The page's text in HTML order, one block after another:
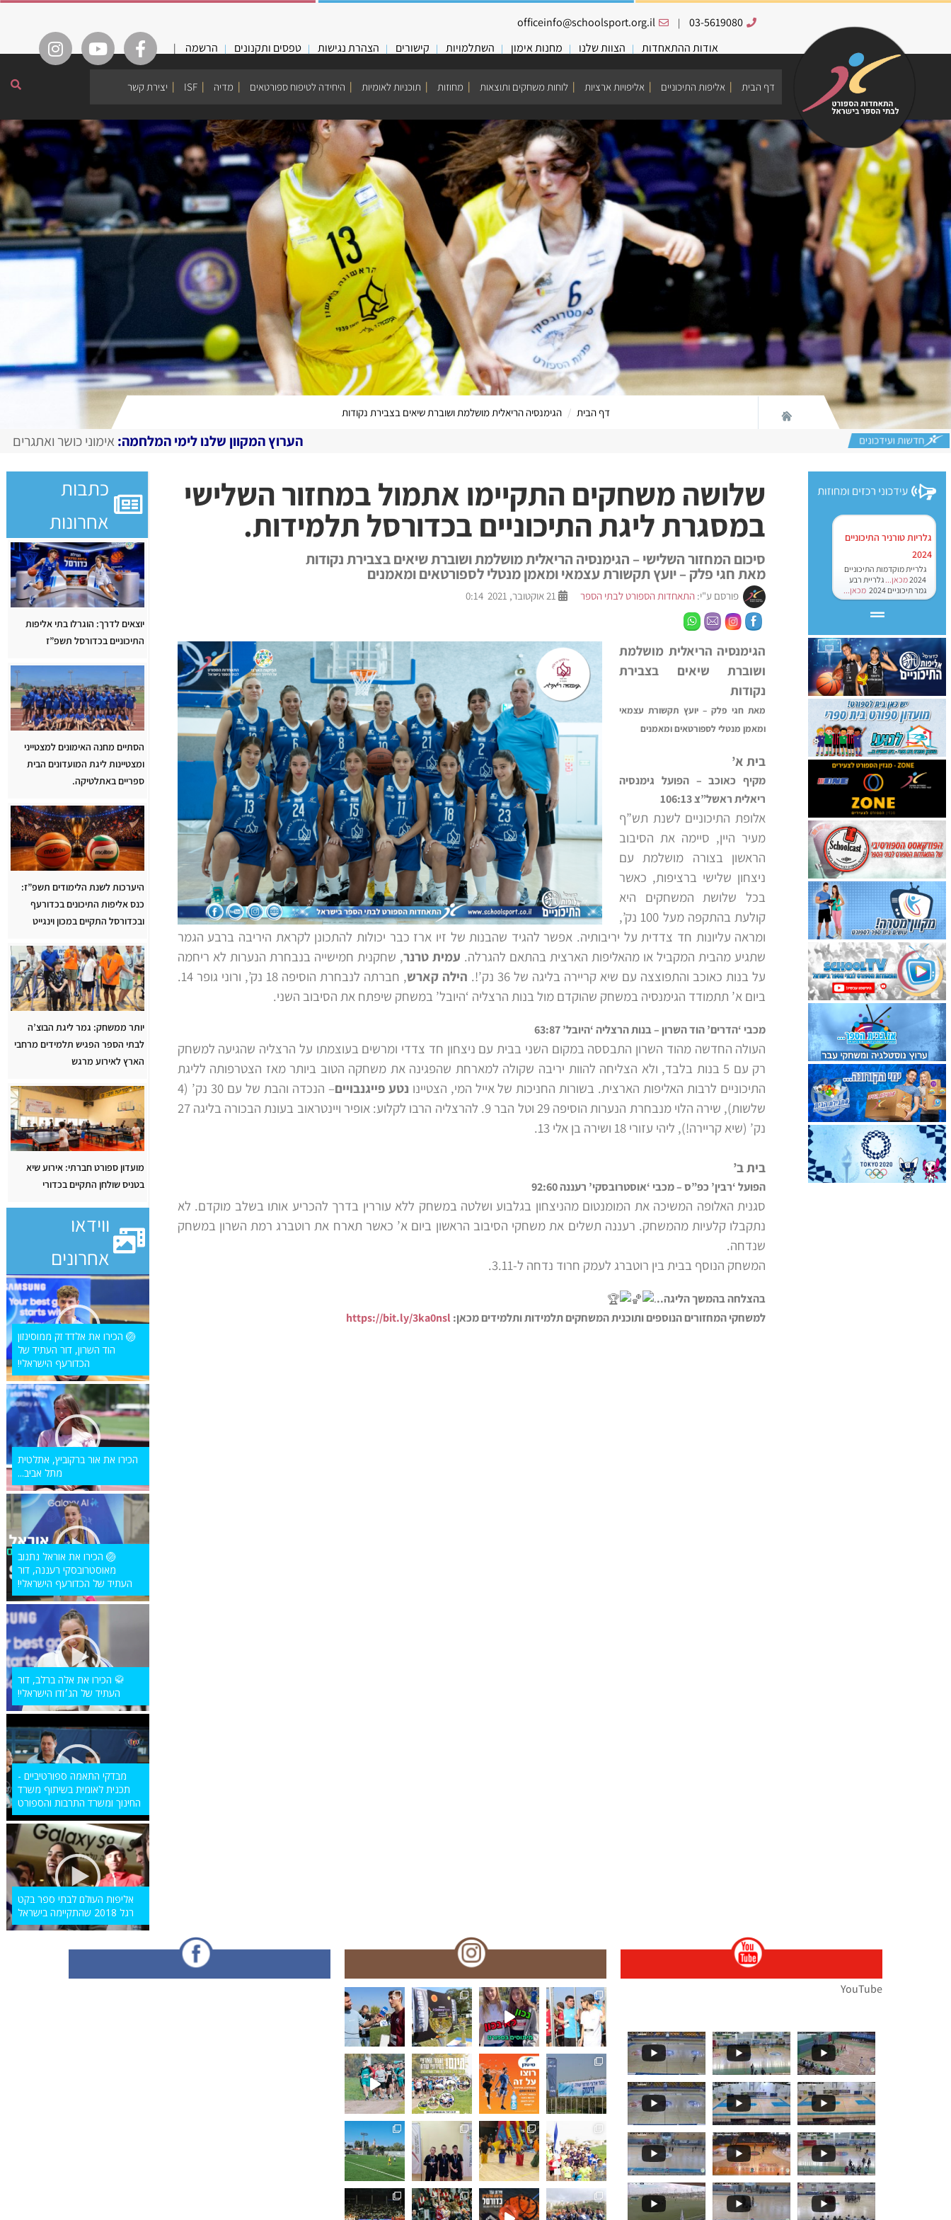
03-5619080
|
officeinfo@schoolsport.org.il
אודות ההתאחדות
הצוות שלנו מחנות אימון השתלמויות קישורים הצהרת נגישות טפסים ותקנונים הרשמה |
דף הבית אליפות התיכוניים אליפויות ארציות לוחות משחקים ותוצאות מחוזות תוכניות לאומיות היחידה לטיפוח ספורטאים מדיה ISF יצירת קשר
דף הבית הגימנסיה הריאלית מושלמת ושוברת שיאים בצבירת נקודות
הערוץ המקוון שלנו לימי המלחמה:אימוני כושר ואתגרים מצולמים, מגזין
גלריות טורניר התיכוניים
2024
גלריית מוקדמות התיכוניים
2024מכאן... גלריית רבע
גמר תיכוניים 2024
מכאן...
שלושה משחקים התקיימו אתמול במחזור השלישי
במסגרת ליגת התיכוניים בכדורסל תלמידות.
סיכום המחזור השלישי – הגימנסיה הריאלית מושלמת ושוברת שיאים בצבירת נקודות
מאת חגי פלק – יועץ תקשורת עצמאי ומאמן מנטלי לספורטאים ומאמנים
פורסם ע"י: התאחדות הספורט לבתי הספר 21 אוקטובר, 2021 0:14
הגימנסיה הריאלית מושלמת
ושוברת שיאים בצבירת
נקודות
מאת חגי פלק – יועץ תקשורת עצמאי
ומאמן מנטלי לספורטאים ומאמנים
בית א’
מקיף כאוכב – הפועל גימנסיה
ריאלית ראשל”צ 106:13
אלופת התיכוניים לשנת תש”ף
מעיר היין, סיימה את הסיבוב
הראשון בצורה מושלמת עם
ניצחון שלישי ברציפות, כאשר
בכל שלושת המשחקים היא
קולעת בהתקפה מעל 100 נק’,
ומראה עליונות חד צדדית על יריבותיה. אפשר להגיד שהבנות של זיו ארז כבר יכולות להתכונן לקראת היריבה ברבע הגמר
שתגיע מהבית המקביל או מהאליפות הארצית בהתאם להגרלה. עמית טרנר, שחקנית חמישייה בנבחרת הנערות לא ריחמה
על בנות כאוכב והתפוצצה עם שיא קריירה בליגה של 36 נק’!.
הילה קארש
, חברתה לנבחרת הוסיפה 18 נק’, ורוני גופר 14.
ביום א’ תתמודד הגימנסיה במשחק שהוקדם מול בנות הרצליה ‘היובל’ במשחק שיפתח את הסיבוב השני.
מכבי ‘הדרים’ הוד השרון – בנות הרצליה ‘היובל’ 63:87
העולה החדשה מהוד השרון התבססה במקום השני בבית עם ניצחון חד צדדי ומרשים בעוצמתו על הרצליה שהגיעה למשחק
רק עם 5 בנות בלבד, ולא הצליחה להוות יריבה שקולה למארחת שהפגינה את משחקה הטוב ביותר מאז הצטרפותה לליגת
התיכוניים לרבות האליפות הארצית. בשורות החניכות של אייל המי, הצטיינו נטע פייגנבויים
– הנכדה והבת של עם 30 נק’ (4
שלשות), שירה הלוי מנבחרת הנערות הוסיפה 29 וטל הבר 9. להרצליה הרבו לקלוע: אופיר ויינטראוב בעונת הבכורה בליגה 27
נק’ (שיא קריירה!), ליהי עזורי 18 ושירה בן אלי 13.
בית ב’
הפועל ‘רבין’ כפ”ס – מכבי ‘אוסטרובסקי’ רעננה 92:60
סגנית האלופה המשיכה את המומנטום מהניצחון בגלבוע ושלטה במשחק ללא עוררין בדרך להכריע אותו בשלב מוקדם. לא
נתקבלו קלעיות מהמשחק. רעננה תשלים את משחקי הסיבוב הראשון ביום א’ כאשר תארח את רוטברג רמת השרון במשחק
שנדחה.
המשחק הנוסף בבית בין רוטברג לעמק חרוד נדחה ל-3.11.
בהצלחה בהמשך הליגה...
למשחקי המחזורים הנוספים ותוכנית המשחקים תלמידות ותלמידים מכאן:https://bit.ly/3ka0nsl
כתבות
אחרונות
יוצאים לדרך: הוגרלו בתי אליפות
התיכוניים בכדורסל תשפ”ז
הסתיים מחנה האימונים למצטייני
ומצטיינות ליגת המועדונים הבית
ספריים באתלטיקה.
היערכות לשנת הלימודים תשפ”ז:
כנס אליפות התיכונים בכדורעף
ובכדורסל התקיים במכון וינגייט
יותר ממשחק: גמר ליגת הבוצ’ה
לבתי הספר הפגיש תלמידים מרחבי
הארץ לאירוע מרגש
מועדון ספורט חברתי: אירוע שיא
בטניס שולחן התקיים בכדורי
ווידאו
אחרונים
🏐 הכירו את אלדד זק ממוסינזון
הוד השרון, דור העתיד של
הכדורעף הישראלי!
הכירו את אור ברקוביץ, אתלטית
מתל אביב...
🏐 הכירו את אוראל נתנוב
מאוסטרובסקי רעננה, דור
העתיד של הכדורעף הישראלי!
🥋 הכירו את אלה ברלב, דור
העתיד של הג׳ודו הישראלי!
מבדקי התאמה ספורטיביים -
תכנית לאומית בשיתוף משרד
החינוך ומשרד התרבות והספורט
אליפות העולם לבתי ספר בקט
רגל 2018 שהתקיימה בישראל
YouTube תפסנו אתכם רגע לפני המירוץ כדי לעזור לנו לנפץ כמה🏆🏃‍♀️🏃 🌞🌼האליפות הארצית במרוצי שדה!! עמק המעיינות
🏆🏃‍♀️🏃 יצאנו לדרך אל האליפות הארצית במרוצי שדה!! מ
🏆🏃‍♀️🏃 האליפות הארצית במרוצי שדה...רוצו על זה!! וג
🏆🏃‍♀️🏃 היום!!האליפות הארצית במרוצי שדה!!מאות משתתפ
🏆🏃‍♀️🏃 מחר!! האליפות הארצית במרוצי שדה! מאות משתתפ
🏆🏃‍♀️🏃 האליפות הארצית במרוצי שדה...! ברביעי הקרוב
🤸‍♂️⛹️‍♀️ "משחקים כמו פעם": בחמישי האחרון, סנונית
🏓🏆 מחוז חיפה: ליגת המועדונים בטנ"ש, ז'-ח' תלמידים🏓
ואלופת מחוז ת"א בכדורגל ⚽🏆 היא... ליבוביץ נתניה!!.
🏆⚽️ קבלו את תיכון קשת ראם (סליסברג)✨👏👏 אלופת מחוז
🏀🏆🌟 𝙏𝒉𝒆 𝙁𝒊𝒏𝒂𝒍𝒔 𝙀𝒗𝒆𝒏𝒕! 🌞🏀 שודר הבוקר בערוץ 13...עפר 🏀🏆🌟 𝟰𝘁𝗵 𝑺𝒆𝒕 - 𝑴𝒐𝒎𝒆𝒏𝒕𝒔 𝑻𝒐 𝑹𝒆𝒎𝒆𝒎𝒃𝒆𝒓! סט רביעי ואחרון 🏀🏆🌟 𝟯𝗿𝗱 𝑺𝒆𝒕 - 𝑴𝒐𝒎𝒆𝒏𝒕𝒔 𝑻𝒐 𝑹𝒆𝒎𝒆𝒎𝒃𝒆𝒓! קבלו עוד רגעים